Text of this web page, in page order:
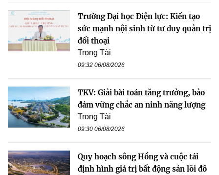
Trường Đại học Điện lực: Kiến tạo
sức mạnh nội sinh từ tư duy quản trị
đối thoại
Trọng Tài
09:32 06/08/2026
TKV: Giải bài toán tăng trưởng, bảo
đảm vững chắc an ninh năng lượng
Trọng Tài
09:30 06/08/2026
Quy hoạch sông Hồng và cuộc tái
định hình giá trị bất động sản lõi đô